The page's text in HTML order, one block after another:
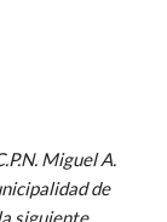
Miguel A.
de
siguiente